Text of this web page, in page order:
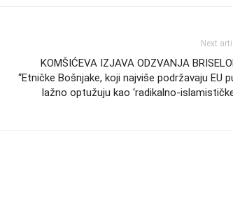
Next
KOMŠIĆEVA IZJAVA ODZVANJA
“Etničke Bošnjake, koji najviše podržavaju EU
lažno optužuju kao ‘radikalno-